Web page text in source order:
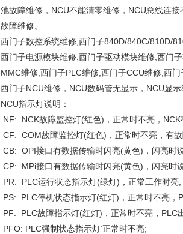
池故障维修，NCU不能清零维修，NCU总线连
故障维修。
西门子数控系统维修,西门子840D/840C/810D/
西门子电源模块维修,西门子驱动模块维修,西门
MMC维修,西门子PLC维修,西门子CCU维修,西
西门子NCU维修，NCU数码管无显示，NCU显
NCU指示灯说明：
NF: NCK故障监控灯(红色)，正常时不亮，NCK
CF: COM故障监控灯(红色)，正常时不亮，有
CB: OPI接口有数据传输时闪亮(黄色)，闪亮时
CP: MPi接口有数据传输时闪亮(黄色)，闪亮时
PR: PLC运行状态指示灯(绿灯)，正常工作时亮;
PS: PLC停机状态指示灯(红灯)，正常时不亮，
PF: PLC故障指示灯(红灯)，正常时不亮，PLC
PFO: PLC强制状态指示灯‘正常时不亮;